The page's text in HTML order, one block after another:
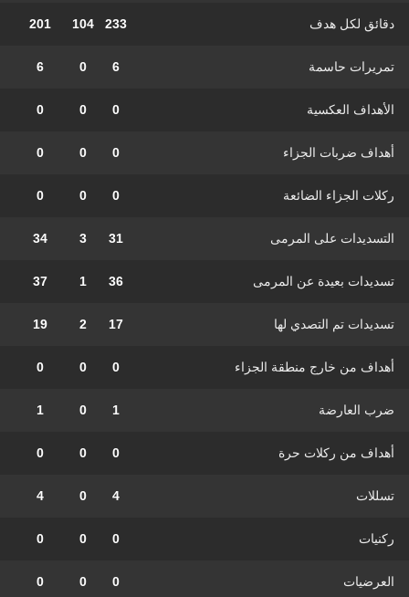
دقائق لكل هدف 233
104
201
تمريرات حاسمة 6
0
6
الأهداف العكسية 0
0
0
أهداف ضربات الجزاء 0
0
0
ركلات الجزاء الضائعة 0
0
0
التسديدات على المرمى 31
3
34
تسديدات بعيدة عن المرمى 36
1
37
تسديدات تم التصدي لها 17
2
19
أهداف من خارج منطقة الجزاء 0
0
0
ضرب العارضة 1
0
1
أهداف من ركلات حرة 0
0
0
تسللات 4
0
4
ركنيات 0
0
0
العرضيات 0
0
0